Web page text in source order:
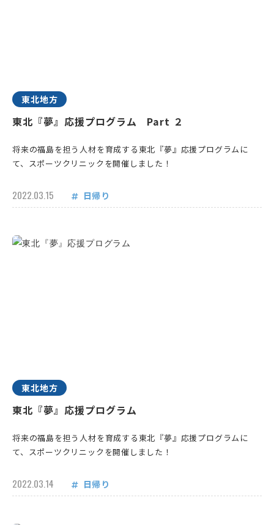
東北地方
東北『夢』応援プログラム Part ２
将来の福島を担う人材を育成する東北『夢』応援プログラムに
て、スポーツクリニックを開催しました！
2022.03.15 日帰り
東北地方
東北『夢』応援プログラム
将来の福島を担う人材を育成する東北『夢』応援プログラムに
て、スポーツクリニックを開催しました！
2022.03.14 日帰り